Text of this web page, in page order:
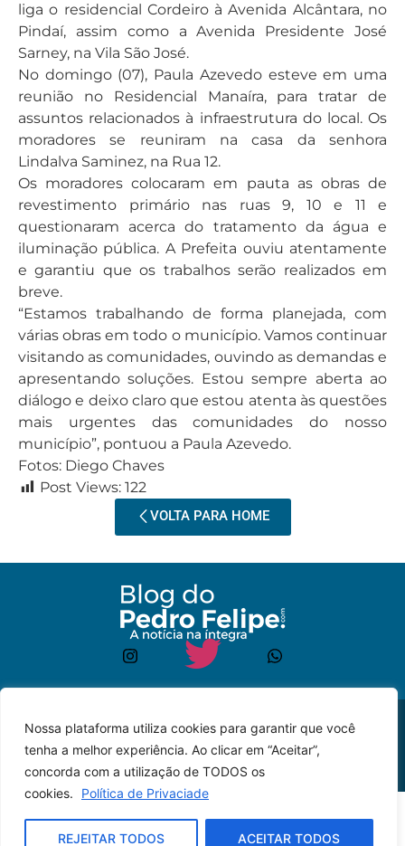
Nossa plataforma utiliza cookies para garantir que você
tenha a melhor experiência. Ao clicar em “Aceitar”,
concorda com a utilização de TODOS os
cookies.
Política de Privaciade
REJEITAR TODOS ACEITAR TODOS
liga o residencial Cordeiro à Avenida Alcântara, no
Pindaí, assim como a Avenida Presidente José
Sarney, na Vila São José.
No domingo (07), Paula Azevedo esteve em uma
reunião no Residencial Manaíra, para tratar de
assuntos relacionados à infraestrutura do local. Os
moradores se reuniram na casa da senhora
Lindalva Saminez, na Rua 12.
Os moradores colocaram em pauta as obras de
revestimento primário nas ruas 9, 10 e 11 e
questionaram acerca do tratamento da água e
iluminação pública. A Prefeita ouviu atentamente
e garantiu que os trabalhos serão realizados em
breve.
“Estamos trabalhando de forma planejada, com
várias obras em todo o município. Vamos continuar
visitando as comunidades, ouvindo as demandas e
apresentando soluções. Estou sempre aberta ao
diálogo e deixo claro que estou atenta às questões
mais urgentes das comunidades do nosso
município”, pontuou a Paula Azevedo.
Fotos: Diego Chaves
Post Views: 122
VOLTA PARA HOME
© 2023 – Todos os
direitos reservados.
Desenvolvido por: JP